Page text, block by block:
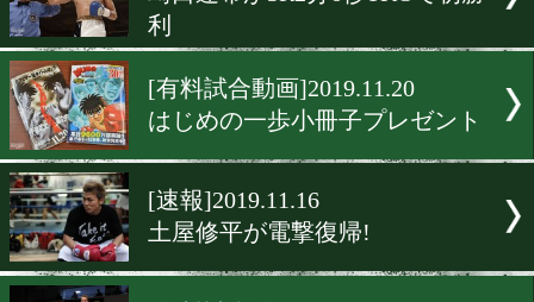
[有料試合動画]2019.11.29
六島ジムの新鋭達の活躍に
[プロ初勝利]2019.11.20
崎口達希が3R2分6秒TKO
利